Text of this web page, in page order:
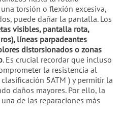
torsión o flexión excesiva,
puede dañar la pantalla. Los
visibles, pantalla rota,
líneas parpadeantes
distorsionados o zonas
. Es crucial recordar que incluso
la resistencia al
5ATM ) y permitir la
daños mayores. Por ello, la
de las reparaciones más